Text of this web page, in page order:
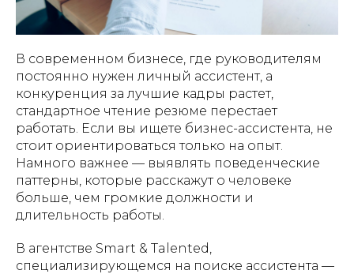
В современном бизнесе, где руководителям
постоянно нужен личный ассистент, а
конкуренция за лучшие кадры растет,
стандартное чтение резюме перестает
работать. Если вы ищете бизнес-ассистента, не
стоит ориентироваться только на опыт.
Намного важнее — выявлять поведенческие
паттерны, которые расскажут о человеке
больше, чем громкие должности и
длительность работы.
В агентстве Smart & Talented,
специализирующемся на поиске ассистента —